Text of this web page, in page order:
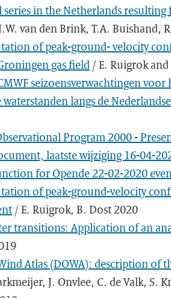
in the Netherlands resulting
van den Brink, T.A. Buishand,
of peak-ground- velocity
gas field / E. Ruigrok
seizoensverwachtingen voor
langs de
Program 2000 -
laatste wijziging 16-04-
for Opende 22-02-2020
of peak-ground-velocity
/ E. Ruigrok, B. Dost 2020
transitions: Application of an
Atlas (DOWA): description of
J. Onvlee, C. de Valk, S.